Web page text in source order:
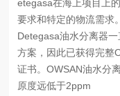
etegasa在海上项目上
要求和特定的物流需求。
Detegasa油水分离器
方案，因此已获得完整
证书。OWSAN油水分
原度远低于2ppm